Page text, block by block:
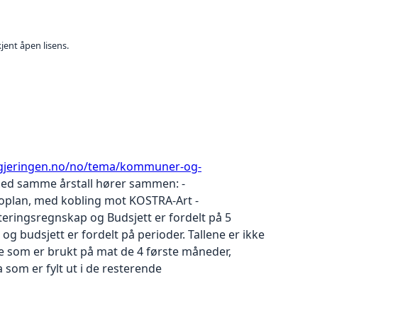
åpen lisens.
no/tema/kommuner-og-
samme årstall hører sammen: -
med kobling mot KOSTRA-Art -
og Budsjett er fordelt på 5
budsjett er fordelt på perioder. Tallene er ikke
er brukt på mat de 4 første måneder,
som er fylt ut i de resterende